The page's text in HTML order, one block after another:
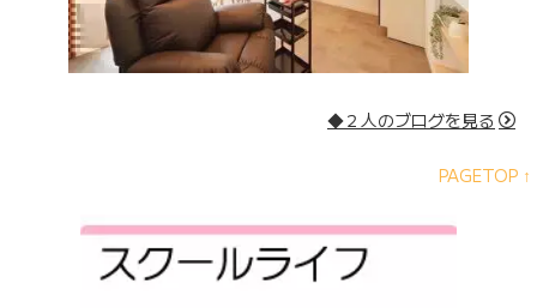
◆２人のブログを見る
PAGETOP ↑